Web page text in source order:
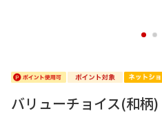
1 2
バリューチョイス(和